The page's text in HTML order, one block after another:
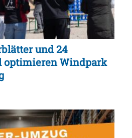
und 24
optimieren Windpark